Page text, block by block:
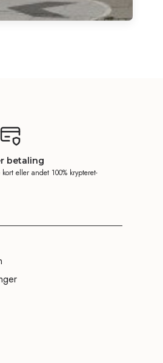
betaling
eller andet 100% krypteret-